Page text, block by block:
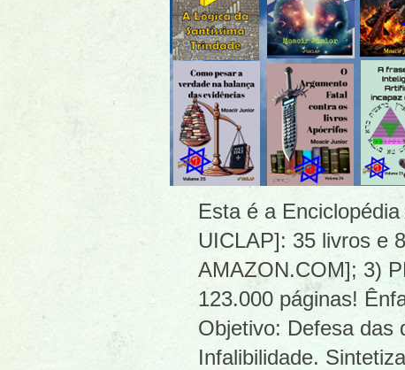
Esta é a
UICLAP]: 35 livros e
AMAZON.COM]; 3)
123.000 páginas!
Objetivo: Defesa das
Infalibilidade.